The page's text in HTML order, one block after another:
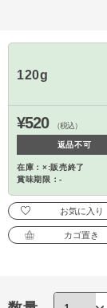
120g
¥520 （税込）
返品不可
在庫：×:販売終了
賞味期限：-
お気に入り
カゴ置き